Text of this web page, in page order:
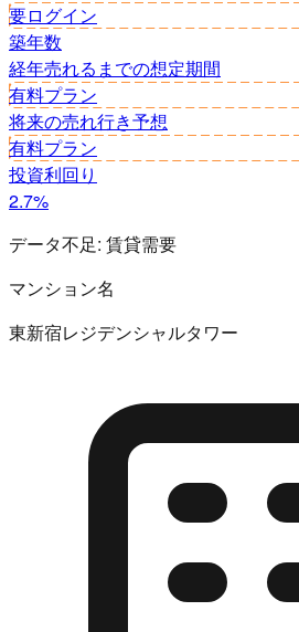
要ログイン
築年数
経年売れるまでの想定期間
有料プラン
将来の売れ行き予想
有料プラン
投資利回り
2.7%
データ不足: 賃貸需要
マンション名
東新宿レジデンシャルタワー